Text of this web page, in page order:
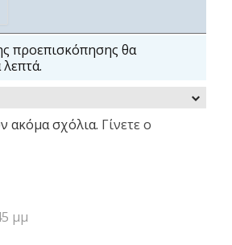
προεπισκόπησης θα
λεπτά.
ακόμα σχόλια. Γίνετε ο
μμ